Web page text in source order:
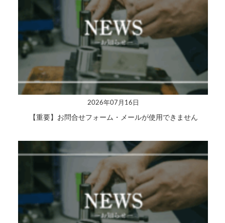
2026年07月16日
【重要】お問合せフォーム・メールが使用できません